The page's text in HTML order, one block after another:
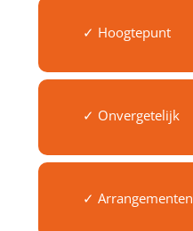
✓ Hoogtepunt
✓ Onvergetelijk
✓ Arrangementen